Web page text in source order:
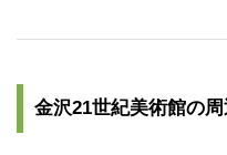
金沢21世紀美術館の